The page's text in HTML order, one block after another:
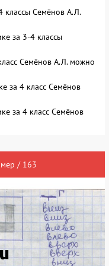
классы Семёнов А.Л.
за 3-4 классы
Семёнов А.Л. можно
за 4 класс Семёнов
за 4 класс Семёнов
/ 163